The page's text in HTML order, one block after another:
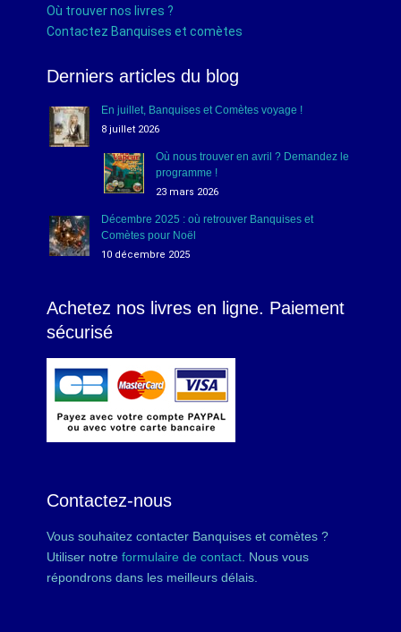
Où trouver nos livres ?
Contactez Banquises et comètes
Derniers articles du blog
En juillet, Banquises et Comètes voyage !
8 juillet 2026
Où nous trouver en avril ? Demandez le
programme !
23 mars 2026
Décembre 2025 : où retrouver Banquises et
Comètes pour Noël
10 décembre 2025
Achetez nos livres en ligne. Paiement
sécurisé
Contactez-nous
Vous souhaitez contacter Banquises et comètes ?
Utiliser notreformulaire de contact . Nous vous
répondrons dans les meilleurs délais.